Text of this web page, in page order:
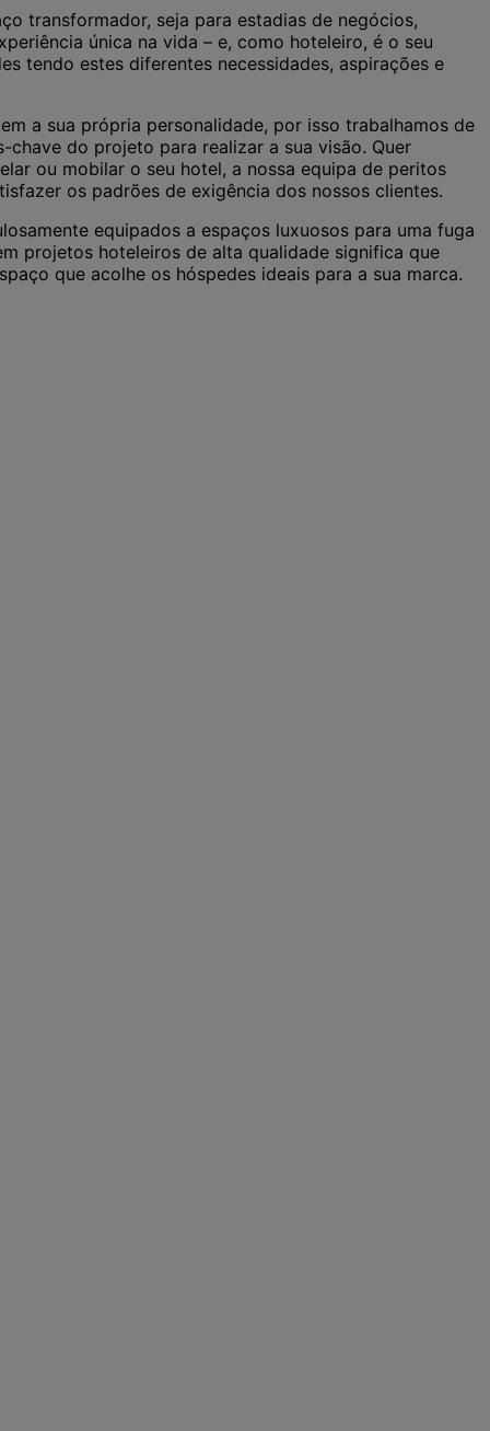
transformador, seja para estadias de negócios,
única na vida – e, como hoteleiro, é o seu
tendo estes diferentes necessidades, aspirações e
a sua própria personalidade, por isso trabalhamos de
do projeto para realizar a sua visão. Quer
ou mobilar o seu hotel, a nossa equipa de peritos
os padrões de exigência dos nossos clientes.
equipados a espaços luxuosos para uma fuga
projetos hoteleiros de alta qualidade significa que
que acolhe os hóspedes ideais para a sua marca.